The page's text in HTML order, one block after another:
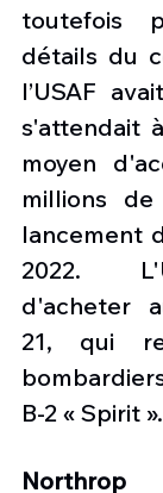
toutefois
détails du
l’USAF
s'attendait
moyen
millions
lancement
2022.
d'acheter
21,
qui
B-2 « Spirit ».
Northrop